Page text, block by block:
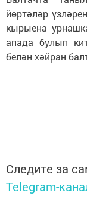
йөртәләр
кырыена
апада булып
белән хәйран
Следите за
Telegram-